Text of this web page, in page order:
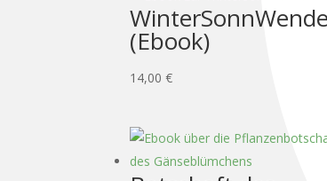
WinterSonnWende
(Ebook)
14,00 €